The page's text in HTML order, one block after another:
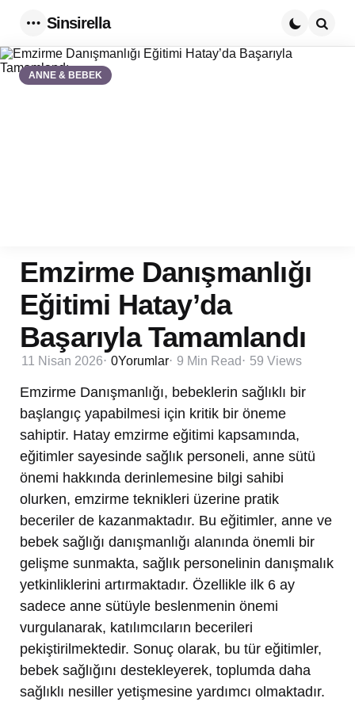
Sinsirella
ANNE & BEBEK
Emzirme Danışmanlığı
Eğitimi Hatay’da
Başarıyla Tamamlandı
11 Nisan 2026 0Yorumlar 9 Min Read 59 Views
Emzirme Danışmanlığı, bebeklerin sağlıklı bir
başlangıç yapabilmesi için kritik bir öneme
sahiptir. Hatay emzirme eğitimi kapsamında,
eğitimler sayesinde sağlık personeli, anne sütü
önemi hakkında derinlemesine bilgi sahibi
olurken, emzirme teknikleri üzerine pratik
beceriler de kazanmaktadır. Bu eğitimler, anne ve
bebek sağlığı danışmanlığı alanında önemli bir
gelişme sunmakta, sağlık personelinin danışmalık
yetkinliklerini artırmaktadır. Özellikle ilk 6 ay
sadece anne sütüyle beslenmenin önemi
vurgulanarak, katılımcıların becerileri
pekiştirilmektedir. Sonuç olarak, bu tür eğitimler,
bebek sağlığını destekleyerek, toplumda daha
sağlıklı nesiller yetişmesine yardımcı olmaktadır.